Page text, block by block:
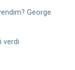
George
verdi